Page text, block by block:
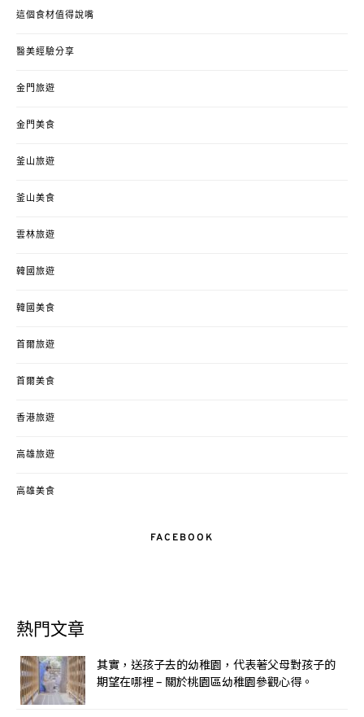
這個食材值得說嘴
醫美經驗分享
金門旅遊
金門美食
釜山旅遊
釜山美食
雲林旅遊
韓國旅遊
韓國美食
首爾旅遊
首爾美食
香港旅遊
高雄旅遊
高雄美食
FACEBOOK
熱門文章
其實，送孩子去的幼稚園，代表著父母對孩子的
期望在哪裡 – 關於桃園區幼稚園參觀心得。